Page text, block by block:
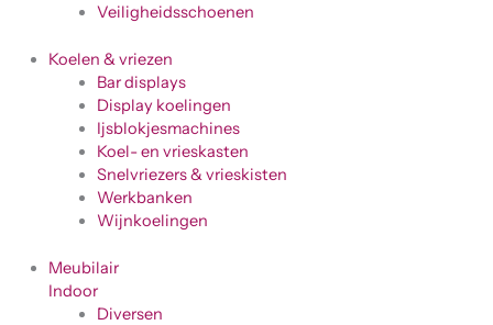
Veiligheidsschoenen
Koelen & vriezen
Bar displays
Display koelingen
Ijsblokjesmachines
Koel- en vrieskasten
Snelvriezers & vrieskisten
Werkbanken
Wijnkoelingen
Meubilair
Indoor
Diversen